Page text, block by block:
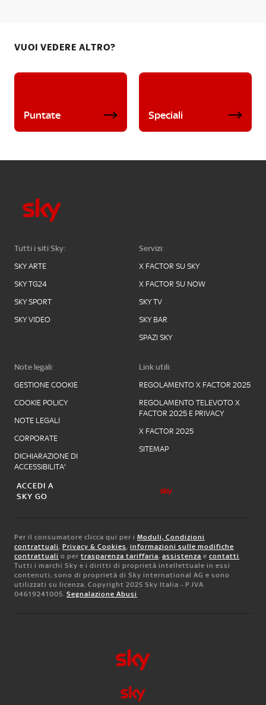
VUOI VEDERE ALTRO?
Puntate Speciali
Tutti i siti Sky:
SKY ARTE
SKY TG24
SKY SPORT
SKY VIDEO
Servizi:
X FACTOR SU SKY
X FACTOR SU NOW
SKY TV
SKY BAR
SPAZI SKY
Note legali:
GESTIONE COOKIE
COOKIE POLICY
NOTE LEGALI
CORPORATE
DICHIARAZIONE DI
ACCESSIBILITA'
Link utili:
REGOLAMENTO X FACTOR 2025
REGOLAMENTO TELEVOTO X
FACTOR 2025 E PRIVACY
X FACTOR 2025
SITEMAP
ACCEDI A
SKY GO
Per il consumatore clicca qui per i Moduli, Condizioni
contrattuali, Privacy & Cookies, informazioni sulle modifiche
contrattuali o per trasparenza tariffaria, assistenza e contatti.
Tutti i marchi Sky e i diritti di proprietà intellettuale in essi
contenuti, sono di proprietà di Sky international AG e sono
utilizzati su licenza. Copyright 2025 Sky Italia - P.IVA
04619241005. Segnalazione Abusi